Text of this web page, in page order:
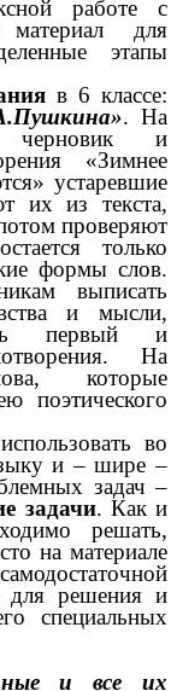
работе с
материал для
этапы
в 6 классе:
. На
черновик и
«Зимнее
устаревшие
их из текста,
проверяют
только
формы слов.
выписать
и мысли,
первый и
На
которые
поэтического
во
и – шире –
задач –
задачи. Как и
решать,
на материале
для решения и
специальных
и все их